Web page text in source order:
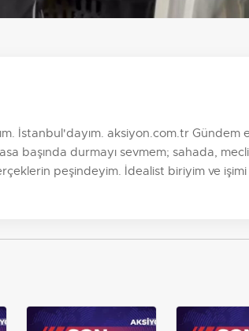
İstanbul'dayım. aksiyon.com.tr Gündem
başında durmayı sevmem; sahada,
peşindeyim. İdealist biriyim ve işimi